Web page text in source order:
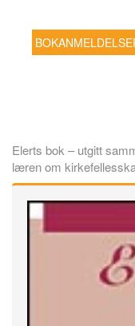
Elerts bok – utgitt
læren om